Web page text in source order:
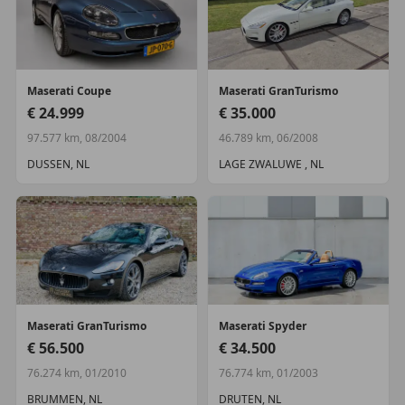
Maserati Coupe
€ 24.999
97.577 km, 08/2004
DUSSEN, NL
Maserati GranTurismo
€ 35.000
46.789 km, 06/2008
LAGE ZWALUWE , NL
Maserati GranTurismo
€ 56.500
76.274 km, 01/2010
BRUMMEN, NL
Maserati Spyder
€ 34.500
76.774 km, 01/2003
DRUTEN, NL